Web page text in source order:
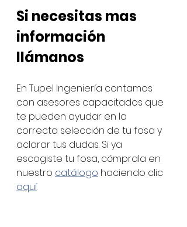
Si necesitas mas
información
llámanos
En Tupel Ingeniería contamos
con asesores capacitados que
te pueden ayudar en la
correcta selección de tu fosa y
aclarar tus dudas. Si ya
escogiste tu fosa, cómprala en
nuestro catálogo haciendo clic
aquí.